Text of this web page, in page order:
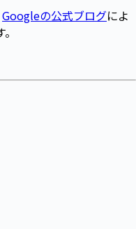
Googleの公式ブログによ